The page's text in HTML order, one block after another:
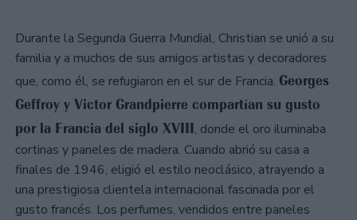
Durante la Segunda Guerra Mundial, Christian se unió a su
familia y a muchos de sus amigos artistas y decoradores
que, como él, se refugiaron en el sur de Francia. Georges
Geffroy y Victor Grandpierre compartían su gusto
por la Francia del siglo XVIII, donde el oro iluminaba
cortinas y paneles de madera. Cuando abrió su casa a
finales de 1946, eligió el estilo neoclásico, atrayendo a
una prestigiosa clientela internacional fascinada por el
gusto francés. Los perfumes, vendidos entre paneles